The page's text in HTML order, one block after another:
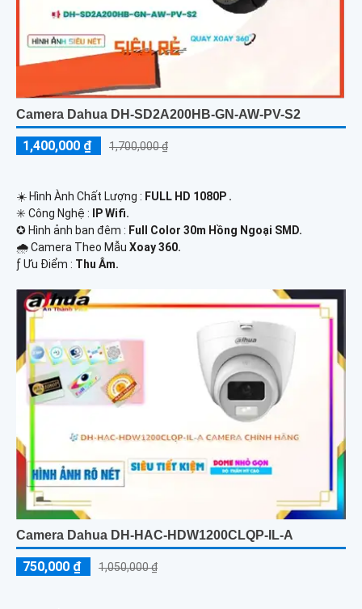
Camera Dahua DH-SD2A200HB-GN-AW-PV-S2
1,400,000 ₫ 1,700,000 ₫
☀️ Hình Ành Chất Lượng : FULL HD 1080P .
✳️ Công Nghệ :
IP Wifi.
✪ Hình ảnh ban đêm : Full Color 30m Hồng Ngoại SMD.
🌧️ Camera Theo Mẫu Xoay 360.
️ƒ Ưu Điểm : Thu Âm.
Camera Dahua DH-HAC-HDW1200CLQP-IL-A
750,000 ₫ 1,050,000 ₫